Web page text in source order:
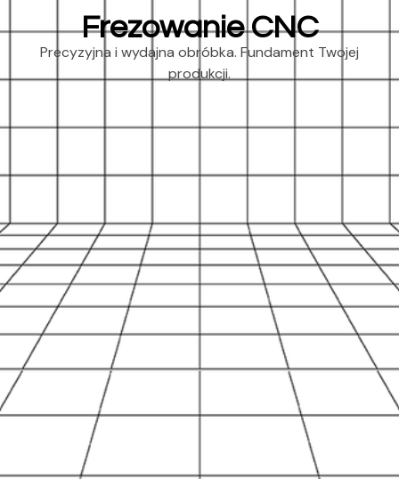
Frezowanie CNC
Precyzyjna i wydajna obróbka. Fundament Twojej
produkcji.